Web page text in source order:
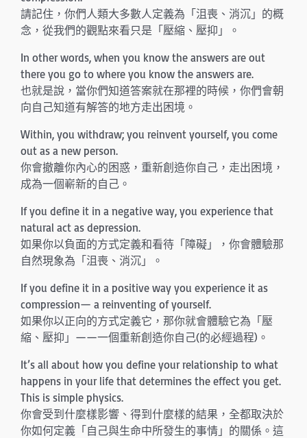
請記住，你們人類大多數人定義為「沮喪、消沉」的概
念，從我們的觀點來看只是「壓縮、壓抑」。
In other words, when you know the answers are out
there you go to where you know the answers are.
也就是說，當你們知道答案就在那裡的時候，你們會朝
向自己知道有解答的地方走出困境。
Within, you withdraw; you reinvent yourself, you come
out as a new person.
你會撤離你內心的困惑，重新創造你自己，走出困境，
成為一個嶄新的自己。
If you define it in a negative way, you experience that
natural act as depression.
如果你以負面的方式定義和看待「障礙」，你會體驗那
自然現象為「沮喪、消沉」。
If you define it in a positive way you experience it as
compression— a reinventing of yourself.
如果你以正向的方式定義它，那你就會體驗它為「壓
縮、壓抑」——一個重新創造你自己(的必經過程)。
It’s all about how you define your relationship to what
happens in your life that determines the effect you get.
This is simple physics.
你會受到什麼樣影響、得到什麼樣的結果，全都取決於
你如何定義「自己與生命中所發生的事情」的關係。這